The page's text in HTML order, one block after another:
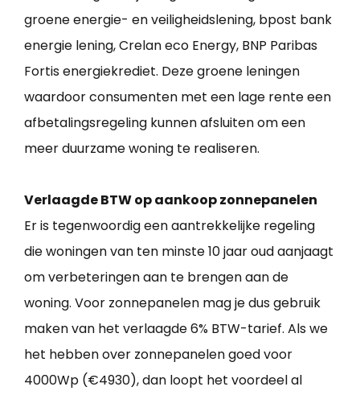
groene energie- en veiligheidslening, bpost bank
energie lening, Crelan eco Energy, BNP Paribas
Fortis energiekrediet. Deze groene leningen
waardoor consumenten met een lage rente een
afbetalingsregeling kunnen afsluiten om een
meer duurzame woning te realiseren.
Verlaagde BTW op aankoop zonnepanelen
Er is tegenwoordig een aantrekkelijke regeling
die woningen van ten minste 10 jaar oud aanjaagt
om verbeteringen aan te brengen aan de
woning. Voor zonnepanelen mag je dus gebruik
maken van het verlaagde 6% BTW-tarief. Als we
het hebben over zonnepanelen goed voor
4000Wp (€4930), dan loopt het voordeel al